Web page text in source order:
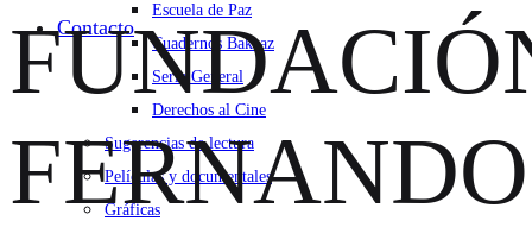
Contacto
Escuela de Paz
Cuadernos Bakeaz
Serie General
Derechos al Cine
Sugerencias de lectura
Películas y documentales
Gráficas
FERNANDO